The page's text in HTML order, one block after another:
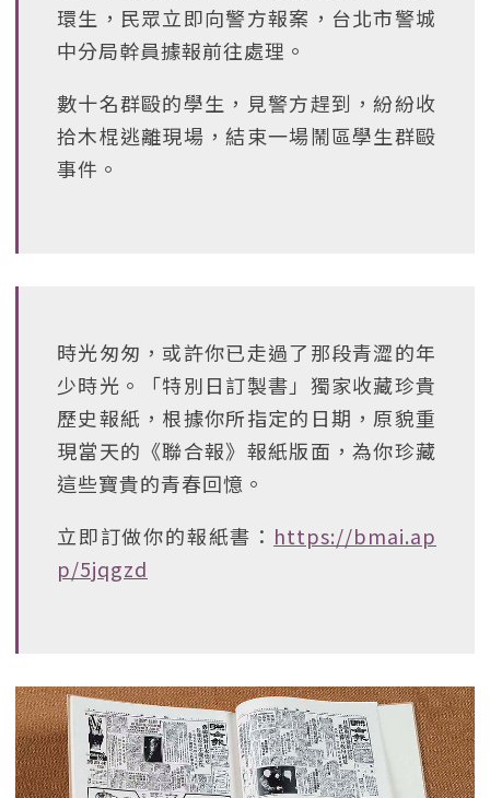
環生，民眾立即向警方報案，台北市警城
中分局幹員據報前往處理。
數十名群毆的學生，見警方趕到，紛紛收
拾木棍逃離現場，結束一場鬧區學生群毆
事件。
時光匆匆，或許你已走過了那段青澀的年
少時光。「特別日訂製書」獨家收藏珍貴
歷史報紙，根據你所指定的日期，原貌重
現當天的《聯合報》報紙版面，為你珍藏
這些寶貴的青春回憶。
立即訂做你的報紙書： https://bmai.ap
p/5jqgzd